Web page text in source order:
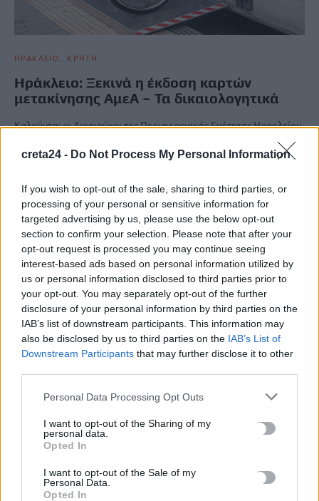
creta24 - Do Not Process My Personal Information
If you wish to opt-out of the sale, sharing to third parties, or
processing of your personal or sensitive information for
targeted advertising by us, please use the below opt-out
section to confirm your selection. Please note that after your
opt-out request is processed you may continue seeing
interest-based ads based on personal information utilized by
us or personal information disclosed to third parties prior to
your opt-out. You may separately opt-out of the further
disclosure of your personal information by third parties on the
IAB’s list of downstream participants. This information may
also be disclosed by us to third parties on the IAB’s List of
Downstream Participants that may further disclose it to other
Personal Data Processing Opt Outs
I want to opt-out of the Sharing of my
personal data.
Opted In
I want to opt-out of the Sale of my
Personal Data.
Opted In
ΗΡΑΚΛΕΙΟ ΚΡΗΤΗ
Ηράκλειο: Ξεκινά η έκδοση καρτών
μετακίνησης ΑμεΑ – Τα δικαιολογητικά
Καλούνται οι Δικαιούχοι της Περιφερειακής Ενότητας Ηρακλείου
να παραλάβουν για πρώτη φορά ή να ανανεώσουν το Δελτίο
Μετακίνησης…
ΡΟΗ ΕΙΔΗΣΕΩΝ
Τρόμος σε πτήση: Επιβάτης προσπάθησε να ανοίξει την
έξοδο κινδύνου στα 30.000 πόδια
9 Αυγούστου, 2026
Οι 25 χώρες με τον πιο γερασμένο πληθυσμό στον κόσμο -Σε
ποια θέση βρίσκεται η Ελλάδα σε ποσοστό ηλικιωμένων
Ελικόπτερο προσγειώθηκε στο Σαρακήνικο της Μήλου, για να
κάνουν μπάνιο οι επιβάτες του
9 Αυγούστου, 2026
Στο «κόκκινο» η Μέση Ανατολή: Οι Χούθι χτύπησαν
εγκατάσταση της Aramco – Νέο μήνυμα Αραγτσί σε ΗΠΑ